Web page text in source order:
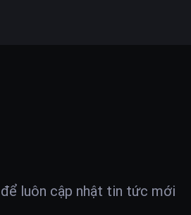
luôn cập nhật tin tức mới